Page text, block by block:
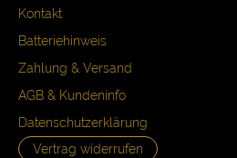
Kontakt
Batteriehinweis
Zahlung & Versand
AGB & Kundeninfo
Datenschutzerklärung
Vertrag widerrufen